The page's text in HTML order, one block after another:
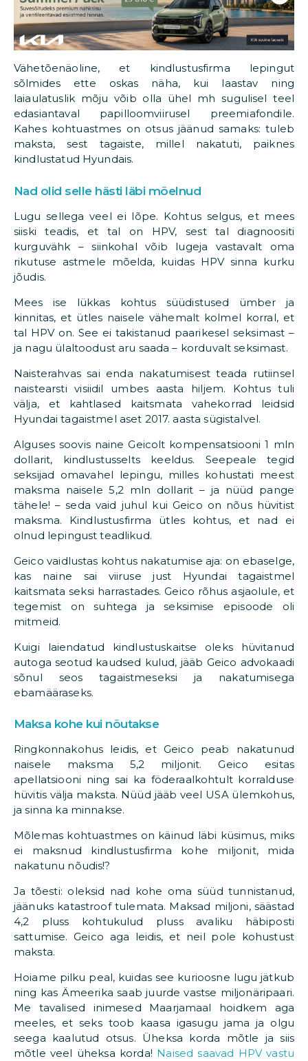
Vähetõenäoline, et kindlustusfirma lepingut
sõlmides ette oskas näha, kui laastav ning
laiaulatuslik mõju võib olla ühel mh sugulisel teel
edasiantaval papilloomviirusel preemiafondile.
Kahes kohtuastmes on otsus jäänud samaks: tuleb
maksta, sest tagaiste, millel nakatuti, paiknes
kindlustatud Hyundais.
Nad olid selle hästi läbi mõelnud
Lugu sellega veel ei lõpe. Kohtus selgus, et mees
siiski teadis, et tal on HPV, sest tal diagnoositi
kurguvähk – siinkohal võib lugeja vastavalt oma
rikutuse astmele mõelda, kuidas HPV sinna kurku
jõudis.
Mees ise lükkas kohtus süüdistused ümber ja
kinnitas, et ütles naisele vähemalt kolmel korral, et
tal HPV on. See ei takistanud paarikesel seksimast –
ja nagu ülaltoodust aru saada – korduvalt seksimast.
Naisterahvas sai enda nakatumisest teada rutiinsel
naistearsti visiidil umbes aasta hiljem. Kohtus tuli
välja, et kahtlased kaitsmata vahekorrad leidsid
Hyundai tagaistmel aset 2017. aasta sügistalvel.
Alguses soovis naine Geicolt kompensatsiooni 1 mln
dollarit, kindlustusselts keeldus. Seepeale tegid
seksijad omavahel lepingu, milles kohustati meest
maksma naisele 5,2 mln dollarit – ja nüüd pange
tähele! – seda vaid juhul kui Geico on nõus hüvitist
maksma. Kindlustusfirma ütles kohtus, et nad ei
olnud lepingust teadlikud.
Geico vaidlustas kohtus nakatumise aja: on ebaselge,
kas naine sai viiruse just Hyundai tagaistmel
kaitsmata seksi harrastades. Geico rõhus asjaolule, et
tegemist on suhtega ja seksimise episoode oli
mitmeid.
Kuigi laiendatud kindlustuskaitse oleks hüvitanud
autoga seotud kaudsed kulud, jääb Geico advokaadi
sõnul seos tagaistmeseksi ja nakatumisega
ebamääraseks.
Maksa kohe kui nõutakse
Ringkonnakohus leidis, et Geico peab nakatunud
naisele maksma 5,2 miljonit. Geico esitas
apellatsiooni ning sai ka föderaalkohtult korralduse
hüvitis välja maksta. Nüüd jääb veel USA ülemkohus,
ja sinna ka minnakse.
Mõlemas kohtuastmes on käinud läbi küsimus, miks
ei maksnud kindlustusfirma kohe miljonit, mida
nakatunu nõudis!?
Ja tõesti: oleksid nad kohe oma süüd tunnistanud,
jäänuks katastroof tulemata. Maksad miljoni, säästad
4,2 pluss kohtukulud pluss avaliku häbiposti
sattumise. Geico aga leidis, et neil pole kohustust
maksta.
Hoiame pilku peal, kuidas see kurioosne lugu jätkub
ning kas Ämeerika saab juurde vastse miljonäripaari.
Me tavalised inimesed Maarjamaal hoidkem aga
meeles, et seks toob kaasa igasugu jama ja olgu
seega kaalutud otsus. Üheksa korda mõtle ja siis
mõtle veel üheksa korda! Naised saavad HPV vastu